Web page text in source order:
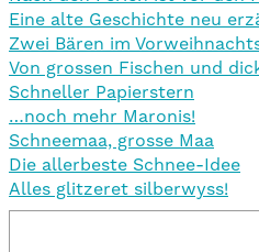
Eine alte Geschichte neu
Zwei Bären im
Von grossen Fischen und
Schneller Papierstern
…noch mehr Maronis!
Schneemaa, grosse Maa
Die allerbeste Schnee-Idee
Alles glitzeret silberwyss!